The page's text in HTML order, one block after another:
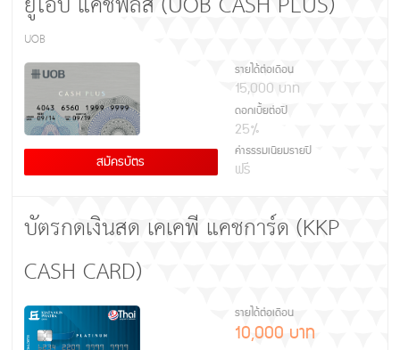
UOB
สมัครบัตร
รายได้ต่อเดือน
15,000 บาท
ดอกเบี้ยต่อปี
25%
ค่าธรรมเนียมรายปี
ฟรี
บัตรกดเงินสด เคเคพี แคชการ์ด (KKP
CASH CARD)
รายได้ต่อเดือน
10,000 บาท